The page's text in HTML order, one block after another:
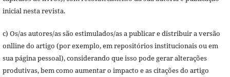
inicial nesta revista.
c) Os/as autores/as são estimulados/as a publicar e distribuir a versão
onlline do artigo (por exemplo, em repositórios institucionais ou em
sua página pessoal), considerando que isso pode gerar alterações
produtivas, bem como aumentar o impacto e as citações do artigo